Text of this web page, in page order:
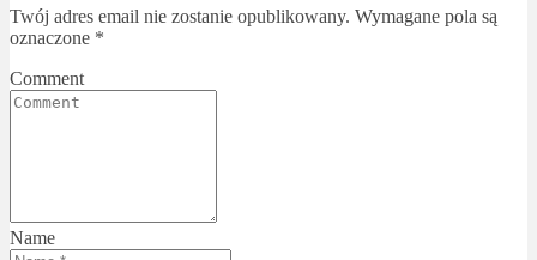
Twój adres email nie zostanie opublikowany. Wymagane pola są
oznaczone *
Comment
Name